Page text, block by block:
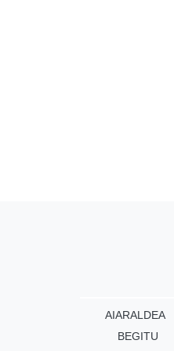
AIARALDEA
BEGITU